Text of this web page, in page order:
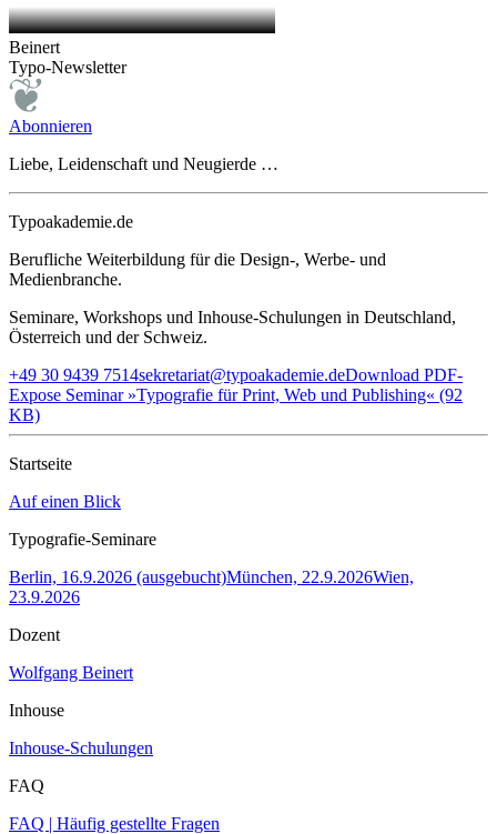
Beinert
Typo-Newsletter
Abonnieren
Liebe, Leidenschaft und Neugierde …
Typoakademie.de
Berufliche Weiterbildung für die Design-, Werbe- und
Medienbranche.
Seminare, Workshops und Inhouse-Schulungen in Deutschland,
Österreich und der Schweiz.
+49 30 9439 7514sekretariat@typoakademie.deDownload PDF-
Expose Seminar »Typografie für Print, Web und Publishing« (92
KB)
Startseite
Auf einen Blick
Typografie-Seminare
Berlin, 16.9.2026 (ausgebucht)München, 22.9.2026Wien,
23.9.2026
Dozent
Wolfgang Beinert
Inhouse
Inhouse-Schulungen
FAQ
FAQ | Häufig gestellte Fragen